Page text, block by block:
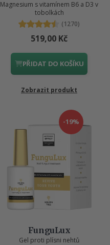
Magnesium s vitamínem B6 a D3 v
tobolkách
(1270)
519,00 Kč
PŘIDAT DO KOŠÍKU
Zobrazit produkt
-19%
FunguLux
Gel proti plísni nehtů